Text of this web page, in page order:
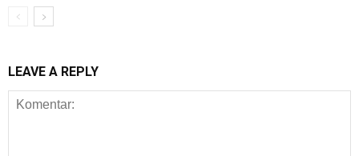
LEAVE A REPLY